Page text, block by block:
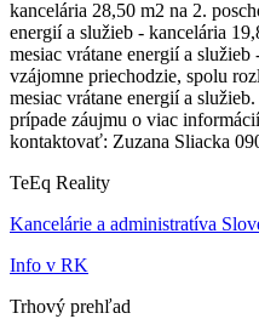
kancelária 28,50 m2 na 2.
energií a služieb - kancelária
mesiac vrátane energií a
vzájomne priechodzie, spolu
mesiac vrátane energií a
prípade záujmu o viac
kontaktovať: Zuzana Sliacka
TeEq Reality
Kancelárie a administratíva
Info v RK
Trhový prehľad